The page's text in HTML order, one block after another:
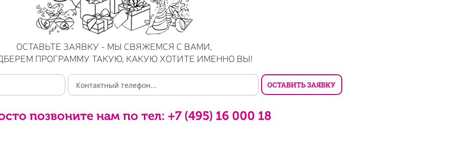
ОСТАВЬТЕ ЗАЯВКУ - МЫ СВЯЖЕМСЯ С ВАМИ,
ПРОГРАММУ ТАКУЮ, КАКУЮ ХОТИТЕ ИМЕННО ВЫ!
позвоните нам по тел: +7 (495) 16 000 18